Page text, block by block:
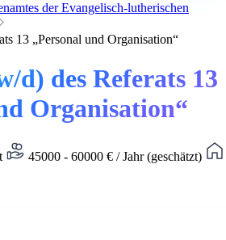
der Evangelisch-lutherischen
13 „Personal und Organisation“
d) des Referats 13
Organisation“
45000 - 60000 € / Jahr (geschätzt)